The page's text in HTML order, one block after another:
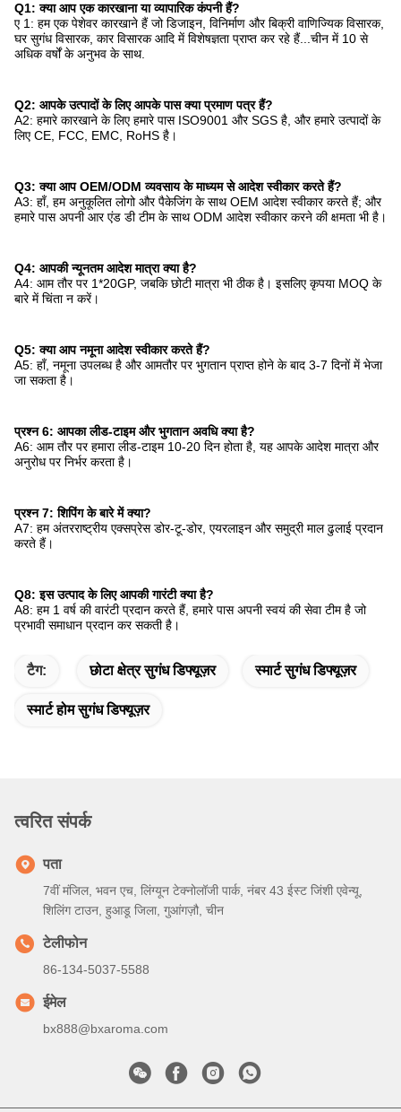
Q1: क्या आप एक कारखाना या व्यापारिक कंपनी हैं?
ए 1: हम एक पेशेवर कारखाने हैं जो डिजाइन, विनिर्माण और बिक्री वाणिज्यिक विसारक,
घर सुगंध विसारक, कार विसारक आदि में विशेषज्ञता प्राप्त कर रहे हैं...चीन में 10 से
अधिक वर्षों के अनुभव के साथ.
Q2: आपके उत्पादों के लिए आपके पास क्या प्रमाण पत्र हैं?
A2: हमारे कारखाने के लिए हमारे पास ISO9001 और SGS है, और हमारे उत्पादों के
लिए CE, FCC, EMC, RoHS है।
Q3: क्या आप OEM/ODM व्यवसाय के माध्यम से आदेश स्वीकार करते हैं?
A3: हाँ, हम अनुकूलित लोगो और पैकेजिंग के साथ OEM आदेश स्वीकार करते हैं; और
हमारे पास अपनी आर एंड डी टीम के साथ ODM आदेश स्वीकार करने की क्षमता भी है।
Q4: आपकी न्यूनतम आदेश मात्रा क्या है?
A4: आम तौर पर 1*20GP, जबकि छोटी मात्रा भी ठीक है। इसलिए कृपया MOQ के
बारे में चिंता न करें।
Q5: क्या आप नमूना आदेश स्वीकार करते हैं?
A5: हाँ, नमूना उपलब्ध है और आमतौर पर भुगतान प्राप्त होने के बाद 3-7 दिनों में भेजा
जा सकता है।
प्रश्न 6: आपका लीड-टाइम और भुगतान अवधि क्या है?
A6: आम तौर पर हमारा लीड-टाइम 10-20 दिन होता है, यह आपके आदेश मात्रा और
अनुरोध पर निर्भर करता है।
प्रश्न 7: शिपिंग के बारे में क्या?
A7: हम अंतरराष्ट्रीय एक्सप्रेस डोर-टू-डोर, एयरलाइन और समुद्री माल ढुलाई प्रदान
करते हैं।
Q8: इस उत्पाद के लिए आपकी गारंटी क्या है?
A8: हम 1 वर्ष की वारंटी प्रदान करते हैं, हमारे पास अपनी स्वयं की सेवा टीम है जो
प्रभावी समाधान प्रदान कर सकती है।
टैग: छोटा क्षेत्र सुगंध डिफ्यूज़र स्मार्ट सुगंध डिफ्यूज़र
स्मार्ट होम सुगंध डिफ्यूज़र
त्वरित संपर्क
पता
7वीं मंजिल, भवन एच, लिंग्यून टेक्नोलॉजी पार्क, नंबर 43 ईस्ट जिंशी एवेन्यू,
शिलिंग टाउन, हुआडू जिला, गुआंगज़ौ, चीन
टेलीफोन
86-134-5037-5588
ईमेल
bx888@bxaroma.com